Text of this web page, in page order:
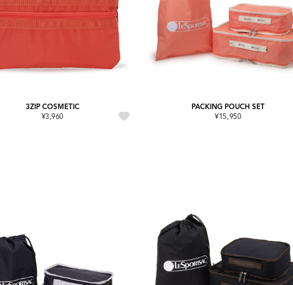
3ZIP COSMETIC
¥3,960
PACKING POUCH SET
¥15,950